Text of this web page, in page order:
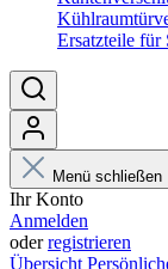
Ersatzteile für
Menü schließen
Ihr Konto
Anmelden
oderregistrieren
Übersicht